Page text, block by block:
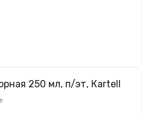
250 мл, п/эт, Кartell